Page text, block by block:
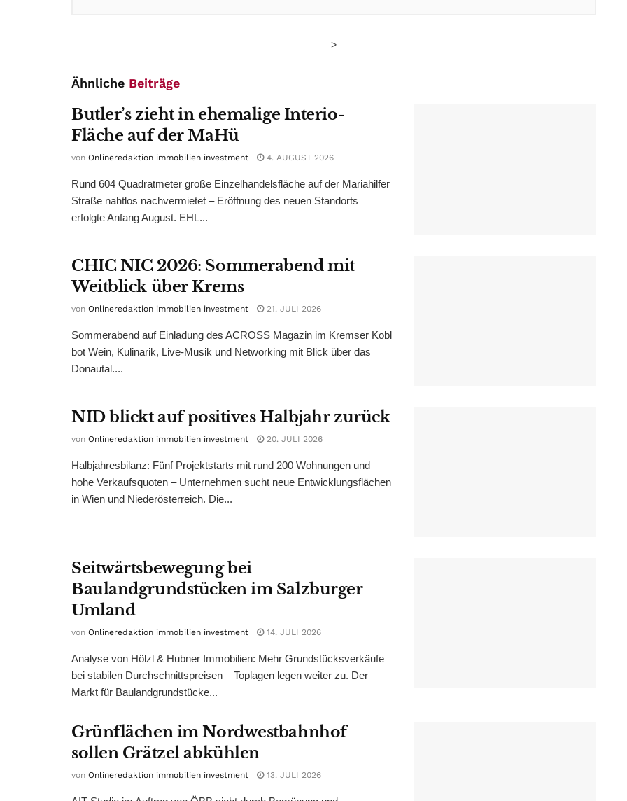
>
Ähnliche Beiträge
Butler’s zieht in ehemalige Interio-
Fläche auf der MaHü
von Onlineredaktion immobilien investment 4. AUGUST 2026
Rund 604 Quadratmeter große Einzelhandelsfläche auf der Mariahilfer
Straße nahtlos nachvermietet – Eröffnung des neuen Standorts
erfolgte Anfang August. EHL...
CHIC NIC 2026: Sommerabend mit
Weitblick über Krems
von Onlineredaktion immobilien investment 21. JULI 2026
Sommerabend auf Einladung des ACROSS Magazin im Kremser Kobl
bot Wein, Kulinarik, Live-Musik und Networking mit Blick über das
Donautal....
NID blickt auf positives Halbjahr zurück
von Onlineredaktion immobilien investment 20. JULI 2026
Halbjahresbilanz: Fünf Projektstarts mit rund 200 Wohnungen und
hohe Verkaufsquoten – Unternehmen sucht neue Entwicklungsflächen
in Wien und Niederösterreich. Die...
Seitwärtsbewegung bei
Baulandgrundstücken im Salzburger
Umland
von Onlineredaktion immobilien investment 14. JULI 2026
Analyse von Hölzl & Hubner Immobilien: Mehr Grundstücksverkäufe
bei stabilen Durchschnittspreisen – Toplagen legen weiter zu. Der
Markt für Baulandgrundstücke...
Grünflächen im Nordwestbahnhof
sollen Grätzel abkühlen
von Onlineredaktion immobilien investment 13. JULI 2026